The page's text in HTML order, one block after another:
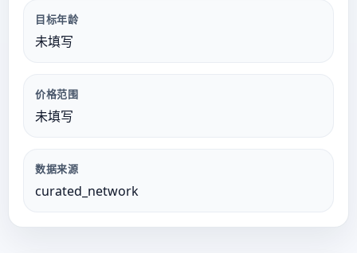
目标年龄
未填写
价格范围
未填写
数据来源
curated_network